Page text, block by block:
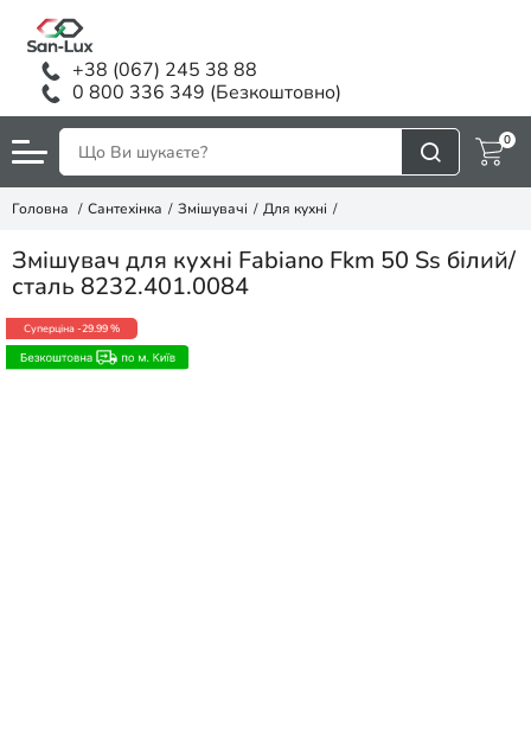
+38 (067) 245 38 88
0 800 336 349 (Безкоштовно)
0
Головна Сантехінка Змішувачі Для кухні
Змішувач для кухні Fabiano Fkm 50 Ss білий/
сталь 8232.401.0084
Суперціна-29.99 %